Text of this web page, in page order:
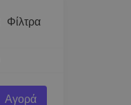
Φίλτρα
Αγορά